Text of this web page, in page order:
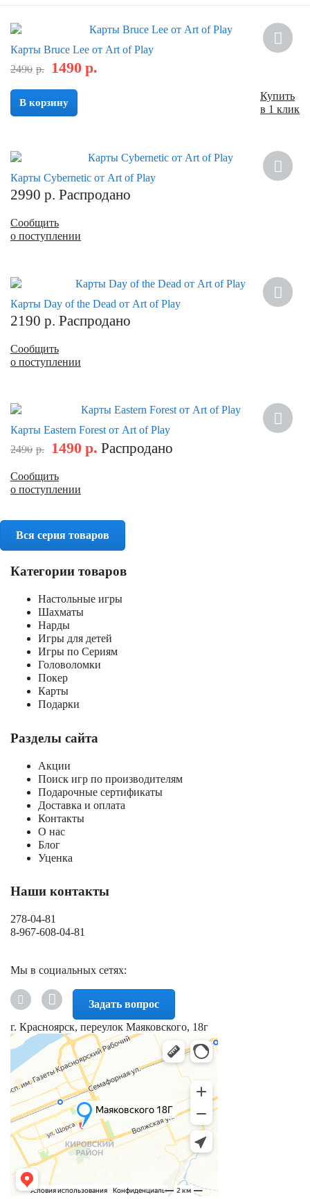
Скидка
Карты Bruce Lee от Art of Play
2490 р. 1490 р.
В корзину
Купить
в 1 клик
Карты Cybernetic от Art of Play
2990 р. Распродано
Сообщить
о поступлении
Карты Day of the Dead от Art of Play
2190 р. Распродано
Сообщить
о поступлении
Скидка
Карты Eastern Forest от Art of Play
2490 р. 1490 р. Распродано
Сообщить
о поступлении
Вся серия товаров
Категории товаров
Настольные игры
Шахматы
Нарды
Игры для детей
Игры по Сериям
Головоломки
Покер
Карты
Подарки
Разделы сайта
Акции
Поиск игр по производителям
Подарочные сертификаты
Доставка и оплата
Контакты
О нас
Блог
Уценка
Наши контакты
278-04-81
8-967-608-04-81
Мы в социальных сетях:
Задать вопрос
г. Красноярск, переулок Маяковского, 18г